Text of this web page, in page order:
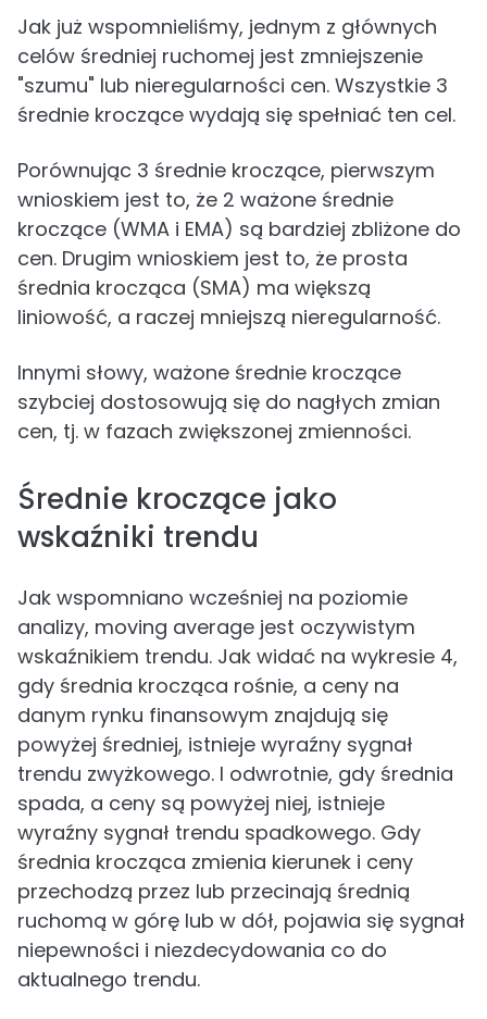
Jak już wspomnieliśmy, jednym z głównych
celów średniej ruchomej jest zmniejszenie
"szumu" lub nieregularności cen. Wszystkie 3
średnie kroczące wydają się spełniać ten cel.
Porównując 3 średnie kroczące, pierwszym
wnioskiem jest to, że 2 ważone średnie
kroczące (WMA i EMA) są bardziej zbliżone do
cen. Drugim wnioskiem jest to, że prosta
średnia krocząca (SMA) ma większą
liniowość, a raczej mniejszą nieregularność.
Innymi słowy, ważone średnie kroczące
szybciej dostosowują się do nagłych zmian
cen, tj. w fazach zwiększonej zmienności.
Średnie kroczące jako
wskaźniki trendu
Jak wspomniano wcześniej na poziomie
analizy, moving average jest oczywistym
wskaźnikiem trendu. Jak widać na wykresie 4,
gdy średnia krocząca rośnie, a ceny na
danym rynku finansowym znajdują się
powyżej średniej, istnieje wyraźny sygnał
trendu zwyżkowego. I odwrotnie, gdy średnia
spada, a ceny są powyżej niej, istnieje
wyraźny sygnał trendu spadkowego. Gdy
średnia krocząca zmienia kierunek i ceny
przechodzą przez lub przecinają średnią
ruchomą w górę lub w dół, pojawia się sygnał
niepewności i niezdecydowania co do
aktualnego trendu.